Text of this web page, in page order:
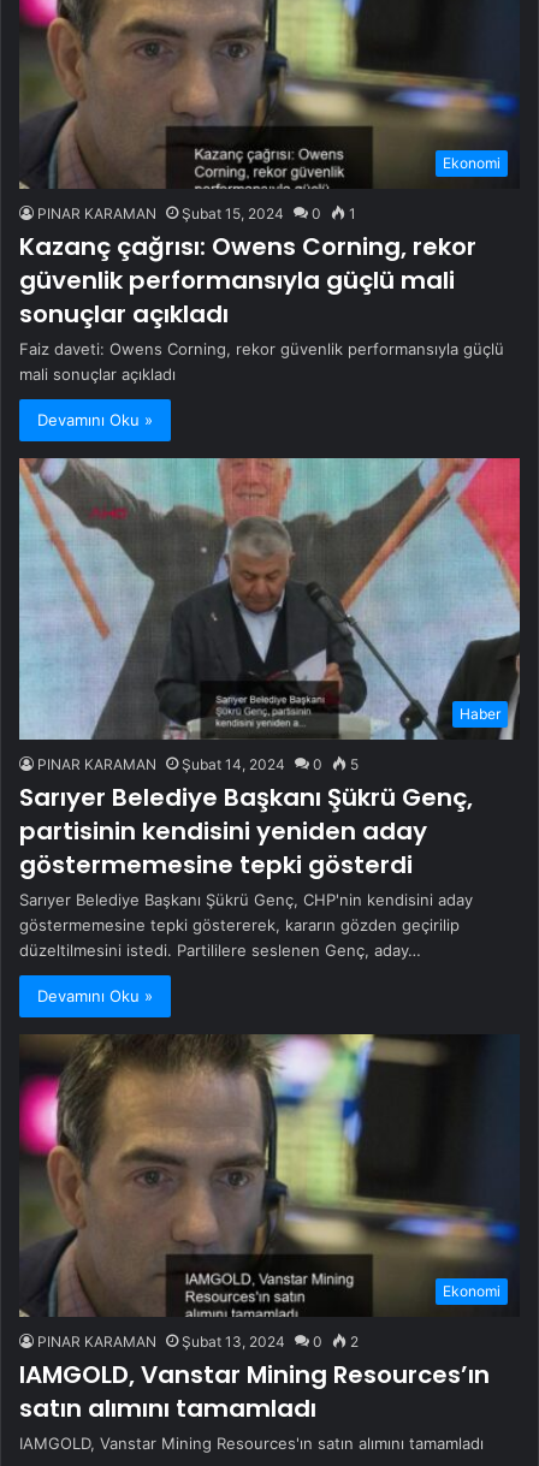
Ekonomi
PINAR KARAMAN Şubat 15, 2024 0 1
Kazanç çağrısı: Owens Corning, rekor
güvenlik performansıyla güçlü mali
sonuçlar açıkladı
Faiz daveti: Owens Corning, rekor güvenlik performansıyla güçlü
mali sonuçlar açıkladı
Devamını Oku »
Haber
PINAR KARAMAN Şubat 14, 2024 0 5
Sarıyer Belediye Başkanı Şükrü Genç,
partisinin kendisini yeniden aday
göstermemesine tepki gösterdi
Sarıyer Belediye Başkanı Şükrü Genç, CHP'nin kendisini aday
göstermemesine tepki göstererek, kararın gözden geçirilip
düzeltilmesini istedi. Partililere seslenen Genç, aday…
Devamını Oku »
Ekonomi
PINAR KARAMAN Şubat 13, 2024 0 2
IAMGOLD, Vanstar Mining Resources’ın
satın alımını tamamladı
IAMGOLD, Vanstar Mining Resources'ın satın alımını tamamladı